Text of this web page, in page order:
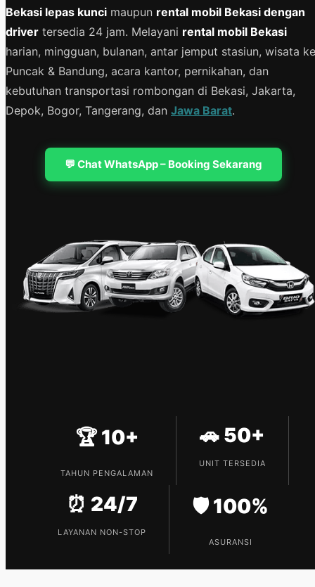
Bekasi lepas kunci maupun rental mobil Bekasi dengan
driver tersedia 24 jam. Melayani rental mobil Bekasi
harian, mingguan, bulanan, antar jemput stasiun, wisata ke
Puncak & Bandung, acara kantor, pernikahan, dan
kebutuhan transportasi rombongan di Bekasi, Jakarta,
Depok, Bogor, Tangerang, dan Jawa Barat.
💬 Chat WhatsApp – Booking Sekarang
🏆 10+
TAHUN PENGALAMAN
🚗 50+
UNIT TERSEDIA
⏰ 24/7
LAYANAN NON-STOP
🛡️ 100%
ASURANSI